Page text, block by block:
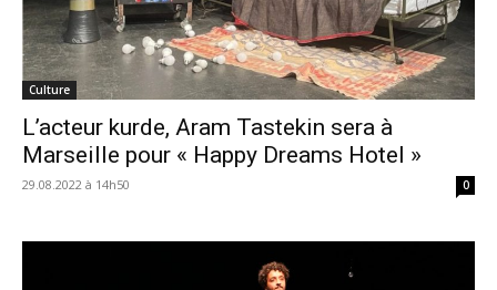
Culture
L’acteur kurde, Aram Tastekin sera à
Marseille pour « Happy Dreams Hotel »
29.08.2022 à 14h50 0